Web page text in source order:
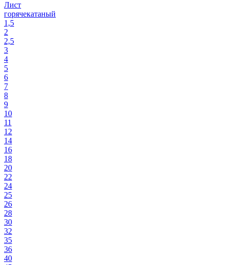
Лист
горячекатаный
1,5
2
2,5
3
4
5
6
7
8
9
10
11
12
14
16
18
20
22
24
25
26
28
30
32
35
36
40